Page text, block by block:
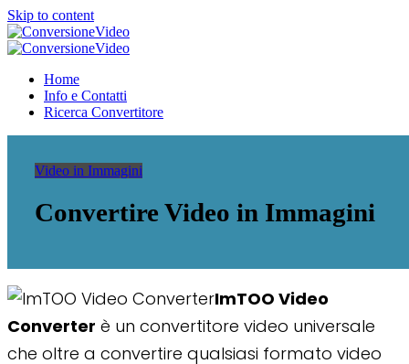
Skip to content
ConversioneVideo
Video Converter Software Offline App
Home
Info e Contatti
Ricerca Convertitore
Video in Immagini
Convertire Video in Immagini
ImTOO Video
Converter è un convertitore video universale
che oltre a convertire qualsiasi formato video